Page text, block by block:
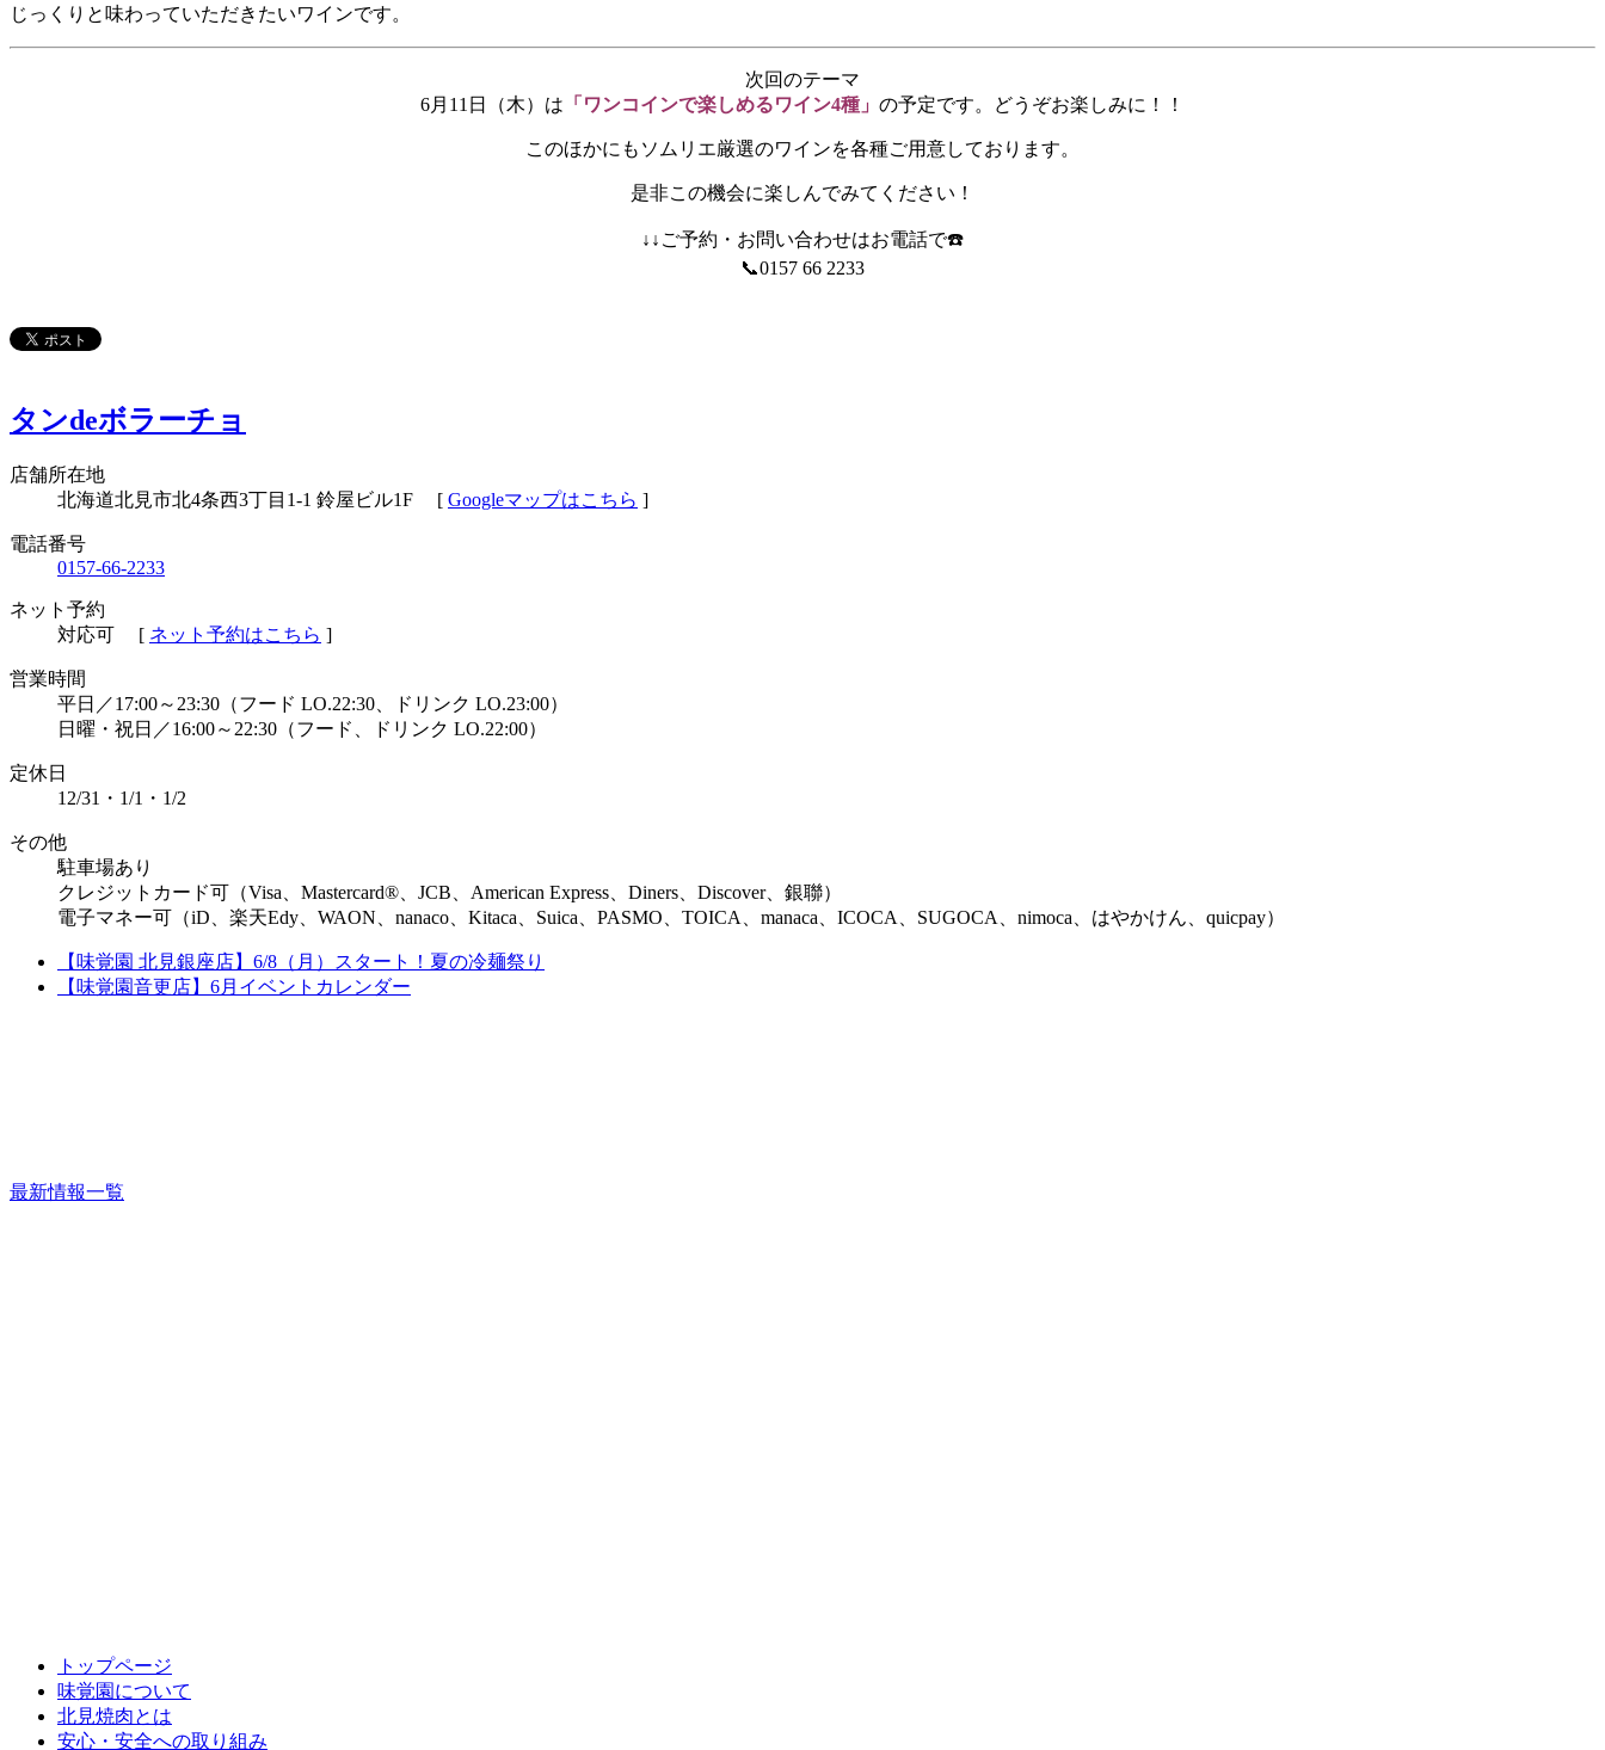
じっくりと味わっていただきたいワインです。
次回のテーマ
6月11日（木）は 「ワンコインで楽しめるワイン4種」 の予定です。どうぞお楽しみに！！
このほかにもソムリエ厳選のワインを各種ご用意しております。
是非この機会に楽しんでみてください！
↓↓ご予約・お問い合わせはお電話で☎️
📞0157 66 2233
タンdeボラーチョ
店舗所在地
北海道北見市北4条西3丁目1-1 鈴屋ビル1F
[ Googleマップはこちら ]
電話番号
0157-66-2233
ネット予約
対応可
[ ネット予約はこちら ]
営業時間
平日／17:00～23:30（フード LO.22:30、ドリンク LO.23:00）
日曜・祝日／16:00～22:30（フード、ドリンク LO.22:00）
定休⽇
12/31・1/1・1/2
その他
駐車場あり
クレジットカード可（Visa、Mastercard®、JCB、American Express、Diners、Discover、銀聯）
電子マネー可（iD、楽天Edy、WAON、nanaco、Kitaca、Suica、PASMO、TOICA、manaca、ICOCA、SUGOCA、nimoca、はやかけん、quicpay）
【味覚園 北見銀座店】6/8（月）スタート！夏の冷麺祭り
【味覚園音更店】6月イベントカレンダー
最新情報一覧
トップページ
味覚園について
北見焼肉とは
安心・安全への取り組み